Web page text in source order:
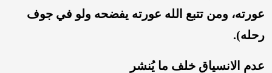
عورته، ومن تتبع الله عورته يفضحه ولو في جوف
رحله).
عدم الانسياق خلف ما يُنشر